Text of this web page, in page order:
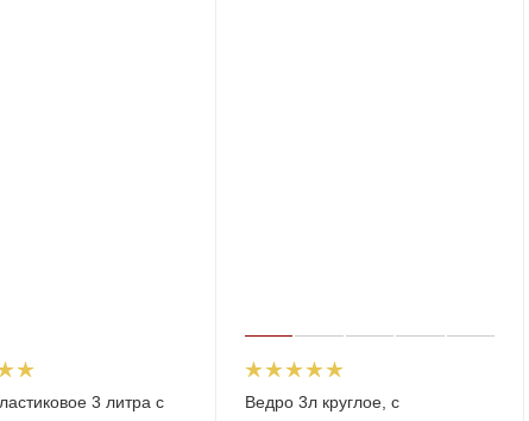
3 литра с
Ведро 3л круглое, с